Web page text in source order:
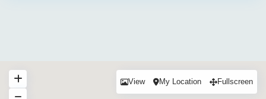
View My Location Fullscreen